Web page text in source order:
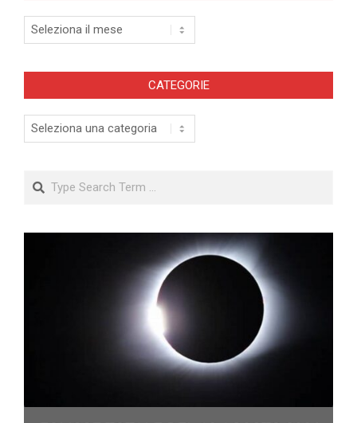
Archivi
CATEGORIE
Categorie
Search